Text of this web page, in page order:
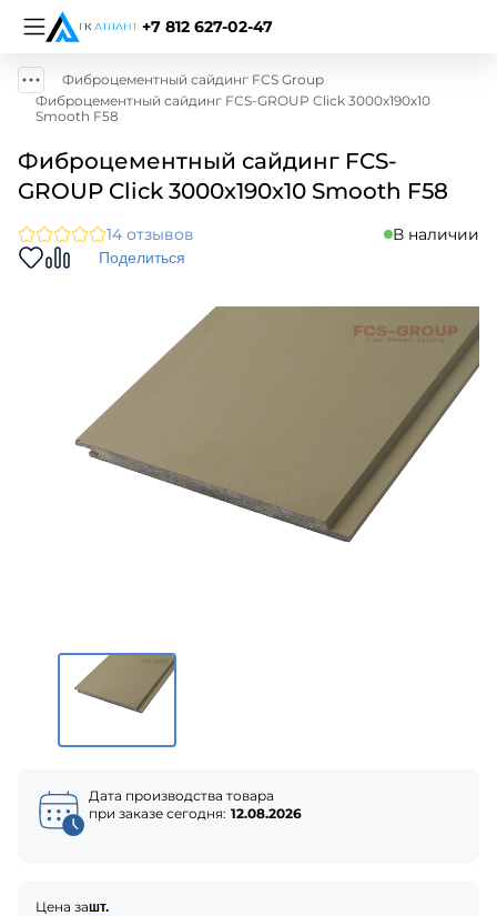
+7 812 627-02-47
Фиброцементный сайдинг FCS Group
Фиброцементный сайдинг FCS-GROUP Click 3000х190х10
Smooth F58
Фиброцементный сайдинг FCS-
GROUP Click 3000х190х10 Smooth F58
14 отзывов В наличии
Поделиться
Дата производства товара
при заказе сегодня: 12.08.2026
Цена зашт.